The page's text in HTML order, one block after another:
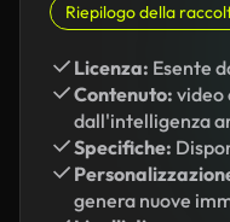
Riepilogo della
Licenza: Esente
Contenuto: video
dall'intelligenza
Specifiche:
genera nuove